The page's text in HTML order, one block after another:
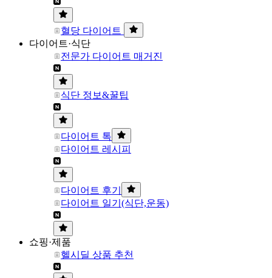
혈당 다이어트
다이어트·식단
전문가 다이어트 매거진
식단 정보&꿀팁
다이어트 톡
다이어트 레시피
다이어트 후기
다이어트 일기(식단,운동)
쇼핑·제품
헬시딜 상품 추천